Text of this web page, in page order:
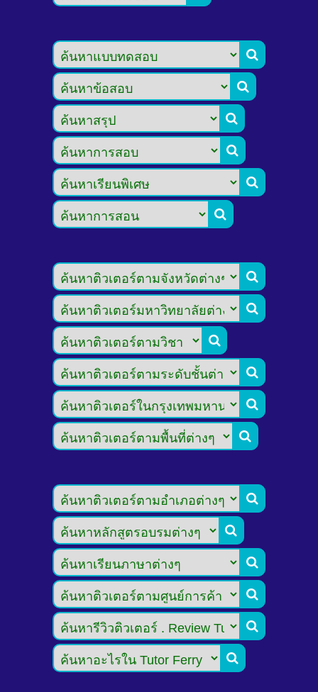

















